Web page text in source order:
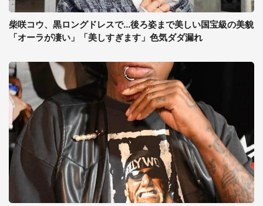
柴咲コウ、黒ロングドレスで...後ろ姿まで美しい国宝級の美貌
「オーラが凄い」「美しすぎます」色気ダダ漏れ